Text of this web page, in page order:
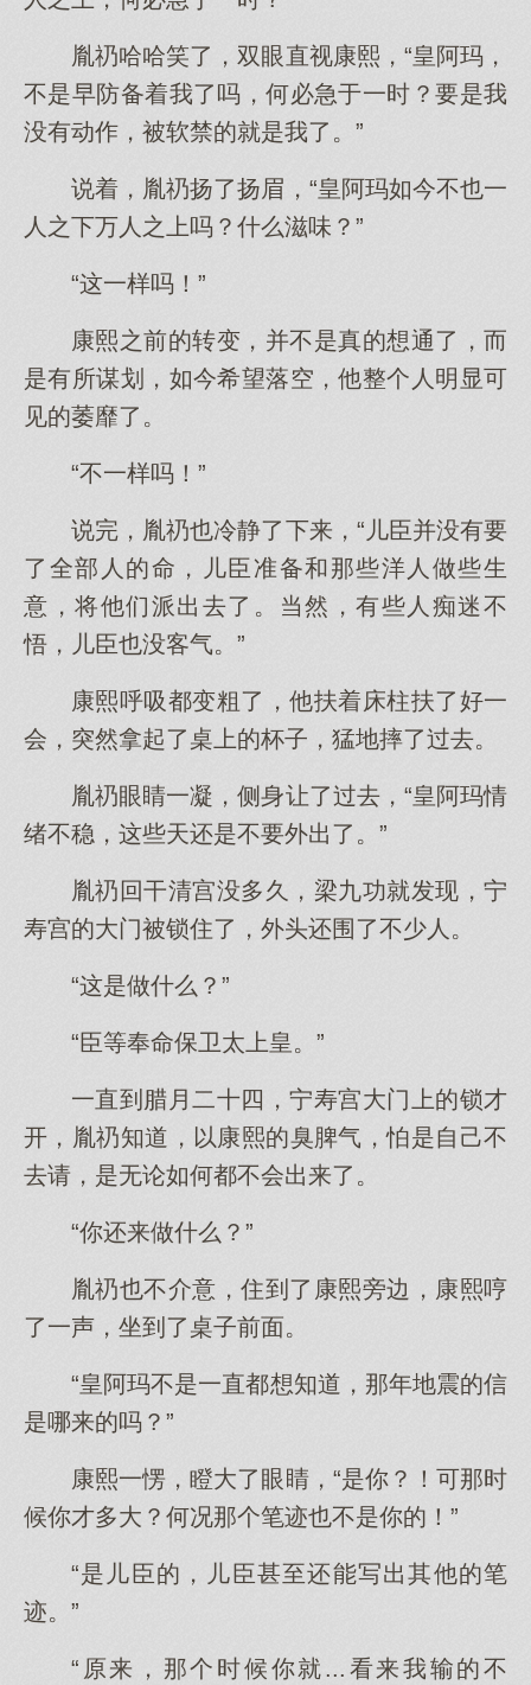
胤礽哈哈笑了，双眼直视康熙，“皇阿玛，
不是早防备着我了吗，何必急于一时？要是我
没有动作，被软禁的就是我了。”
说着，胤礽扬了扬眉，“皇阿玛如今不也一
人之下万人之上吗？什么滋味？”
“这一样吗！”
康熙之前的转变，并不是真的想通了，而
是有所谋划，如今希望落空，他整个人明显可
见的萎靡了。
“不一样吗！”
说完，胤礽也冷静了下来，“儿臣并没有要
了全部人的命，儿臣准备和那些洋人做些生
意，将他们派出去了。当然，有些人痴迷不
悟，儿臣也没客气。”
康熙呼吸都变粗了，他扶着床柱扶了好一
会，突然拿起了桌上的杯子，猛地摔了过去。
胤礽眼睛一凝，侧身让了过去，“皇阿玛情
绪不稳，这些天还是不要外出了。”
胤礽回干清宫没多久，梁九功就发现，宁
寿宫的大门被锁住了，外头还围了不少人。
“这是做什么？”
“臣等奉命保卫太上皇。”
一直到腊月二十四，宁寿宫大门上的锁才
开，胤礽知道，以康熙的臭脾气，怕是自己不
去请，是无论如何都不会出来了。
“你还来做什么？”
胤礽也不介意，住到了康熙旁边，康熙哼
了一声，坐到了桌子前面。
“皇阿玛不是一直都想知道，那年地震的信
是哪来的吗？”
康熙一愣，瞪大了眼睛，“是你？！可那时
候你才多大？何况那个笔迹也不是你的！”
“是儿臣的，儿臣甚至还能写出其他的笔
迹。”
“原来，那个时候你就...看来我输的不